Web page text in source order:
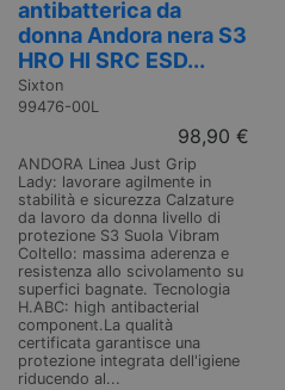
antibatterica da
donna Andora nera S3
HRO HI SRC ESD...
Sixton
99476-00L
98,90 €
ANDORA Linea Just Grip
Lady: lavorare agilmente in
stabilità e sicurezza Calzature
da lavoro da donna livello di
protezione S3 Suola Vibram
Coltello: massima aderenza e
resistenza allo scivolamento su
superfici bagnate. Tecnologia
H.ABC: high antibacterial
component.La qualità
certificata garantisce una
protezione integrata dell'igiene
riducendo al...